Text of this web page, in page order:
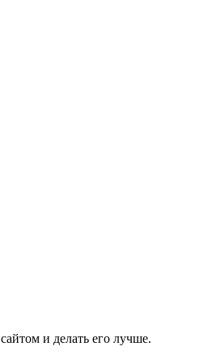
и делать его лучше.